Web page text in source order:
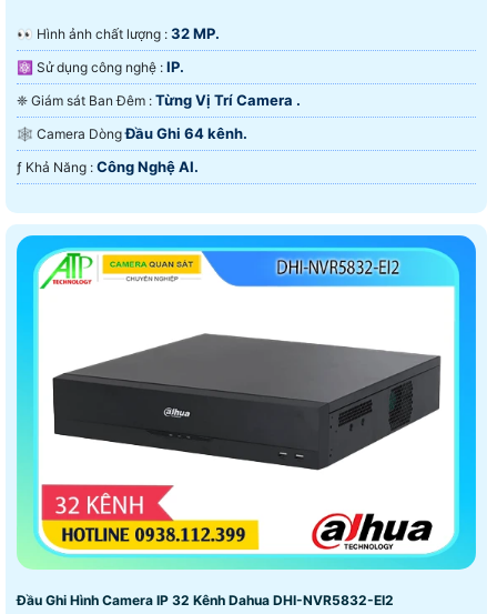
️👀 Hình ảnh chất lượng : 32 MP.
⚛️ Sử dụng công nghệ : IP.
❈ Giám sát Ban Đêm : Từng Vị Trí Camera .
🕸️ Camera DòngĐầu Ghi 64 kênh.
️ƒ Khả Năng : Công Nghệ AI.
Đầu Ghi Hình Camera IP 32 Kênh Dahua DHI-NVR5832-EI2